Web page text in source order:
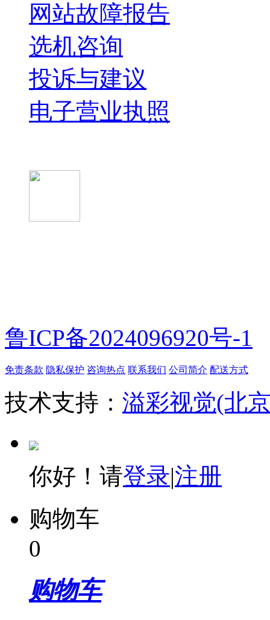
网站故障报告
选机咨询
投诉与建议
电子营业执照
鲁ICP备2024096920号-1
免责条款 隐私保护 咨询热点 联系我们 公司简介 配送方式
技术支持： 溢彩视觉(北
你好！请登录|注册
购物车
0
购物车